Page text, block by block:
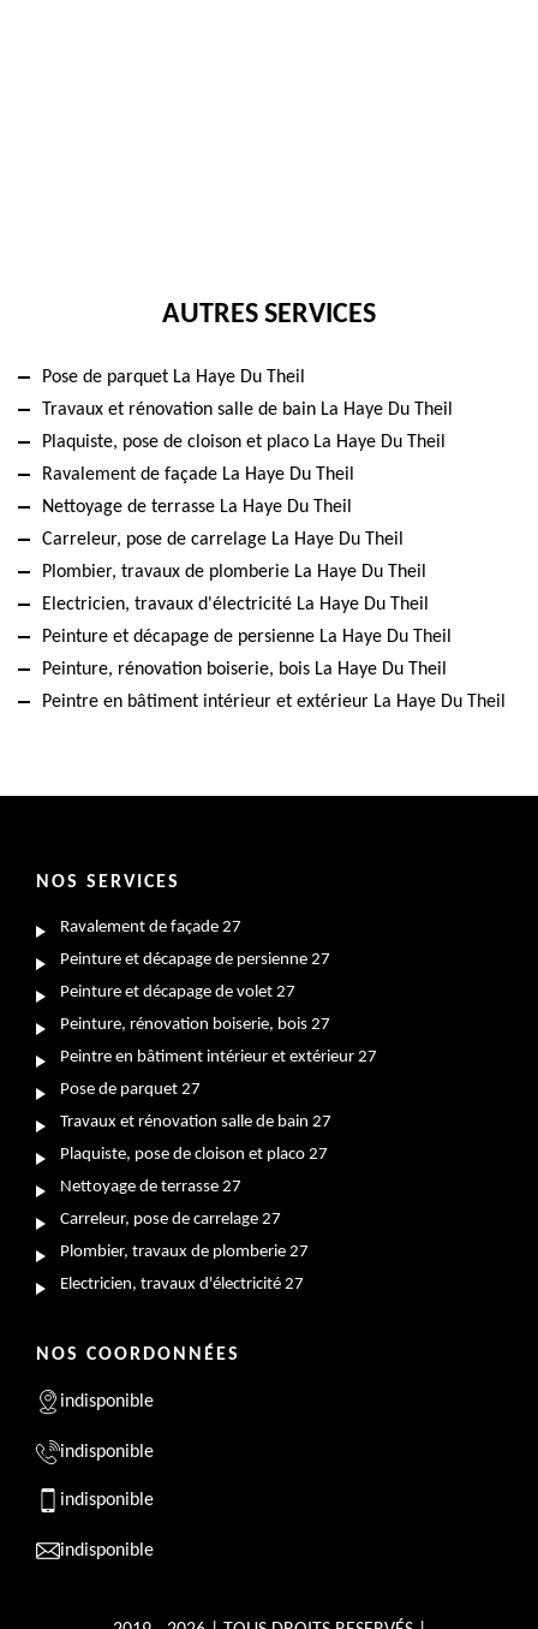
AUTRES SERVICES
Pose de parquet La Haye Du Theil
Travaux et rénovation salle de bain La Haye Du Theil
Plaquiste, pose de cloison et placo La Haye Du Theil
Ravalement de façade La Haye Du Theil
Nettoyage de terrasse La Haye Du Theil
Carreleur, pose de carrelage La Haye Du Theil
Plombier, travaux de plomberie La Haye Du Theil
Electricien, travaux d'électricité La Haye Du Theil
Peinture et décapage de persienne La Haye Du Theil
Peinture, rénovation boiserie, bois La Haye Du Theil
Peintre en bâtiment intérieur et extérieur La Haye Du Theil
NOS SERVICES
Ravalement de façade 27
Peinture et décapage de persienne 27
Peinture et décapage de volet 27
Peinture, rénovation boiserie, bois 27
Peintre en bâtiment intérieur et extérieur 27
Pose de parquet 27
Travaux et rénovation salle de bain 27
Plaquiste, pose de cloison et placo 27
Nettoyage de terrasse 27
Carreleur, pose de carrelage 27
Plombier, travaux de plomberie 27
Electricien, travaux d'électricité 27
NOS COORDONNÉES
indisponible
indisponible
indisponible
indisponible